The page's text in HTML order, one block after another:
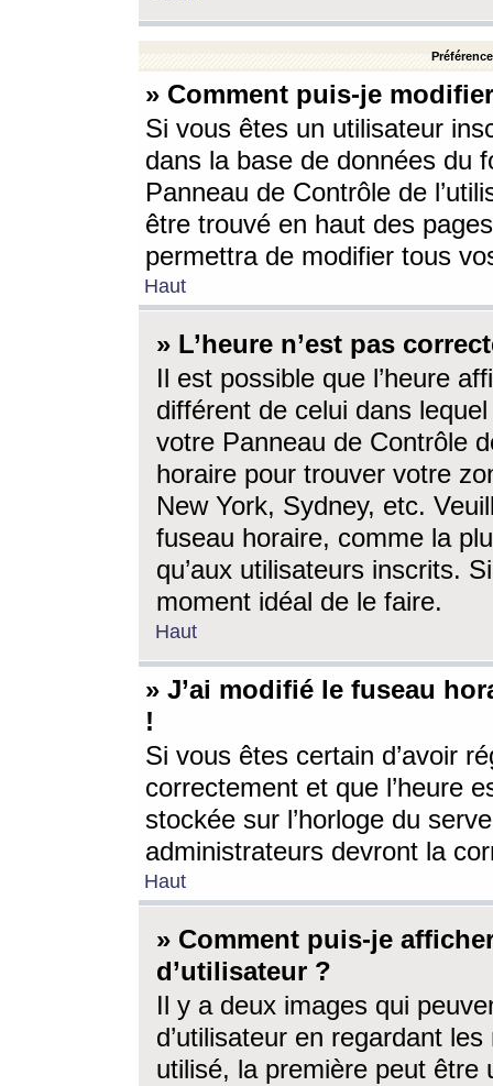
» Comment puis-je
Si vous êtes un utilisateur
dans la base de données du
Panneau de Contrôle de
être trouvé en haut des
permettra de modifier tous
Haut
» L’heure n’est pas
Il est possible que l’heure
différent de celui dans
votre Panneau de Contrôle
horaire pour trouver votre
New York, Sydney, etc.
fuseau horaire, comme la
qu’aux utilisateurs inscrits.
moment idéal de le faire.
Haut
» J’ai modifié le fuseau
!
Si vous êtes certain d’avoir
correctement et que l’heure
stockée sur l’horloge du
administrateurs devront la
Haut
» Comment puis-je
d’utilisateur ?
Il y a deux images qui
d’utilisateur en regardant
utilisé, la première peut être